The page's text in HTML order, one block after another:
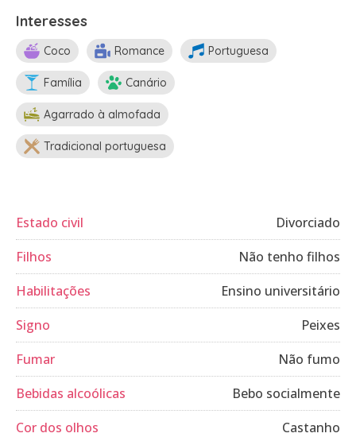
Interesses
Coco Romance Portuguesa
Família Canário
Agarrado à almofada
Tradicional portuguesa
Estado civil
Divorciado
Filhos
Não tenho filhos
Habilitações
Ensino universitário
Signo
Peixes
Fumar
Não fumo
Bebidas alcoólicas
Bebo socialmente
Cor dos olhos
Castanho